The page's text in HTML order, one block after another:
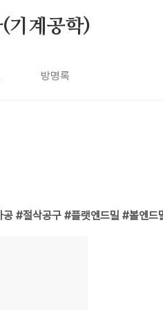
기계공학)
방명록
공 #절삭공구 #플랫엔드밀 #볼엔